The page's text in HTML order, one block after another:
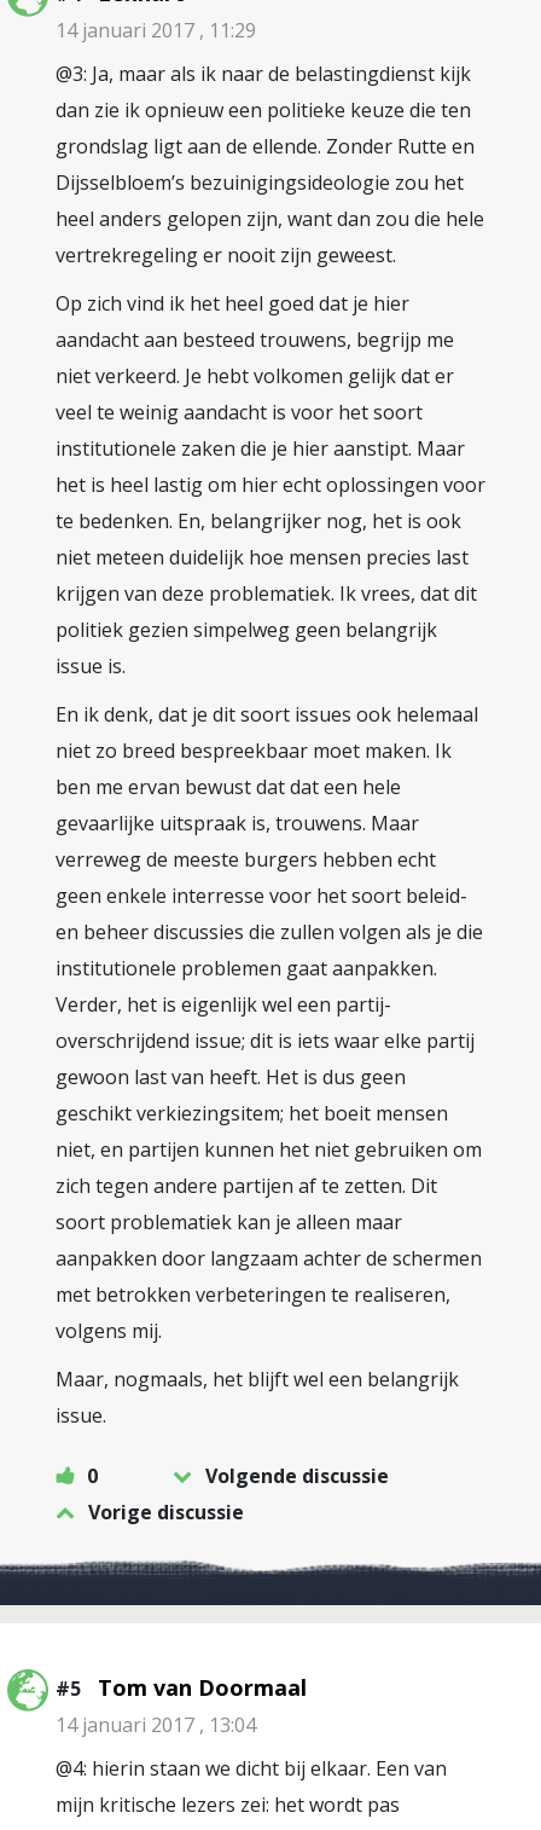
14 januari 2017 , 11:29
@3: Ja, maar als ik naar de belastingdienst kijk
dan zie ik opnieuw een politieke keuze die ten
grondslag ligt aan de ellende. Zonder Rutte en
Dijsselbloem’s bezuinigingsideologie zou het
heel anders gelopen zijn, want dan zou die hele
vertrekregeling er nooit zijn geweest.
Op zich vind ik het heel goed dat je hier
aandacht aan besteed trouwens, begrijp me
niet verkeerd. Je hebt volkomen gelijk dat er
veel te weinig aandacht is voor het soort
institutionele zaken die je hier aanstipt. Maar
het is heel lastig om hier echt oplossingen voor
te bedenken. En, belangrijker nog, het is ook
niet meteen duidelijk hoe mensen precies last
krijgen van deze problematiek. Ik vrees, dat dit
politiek gezien simpelweg geen belangrijk
issue is.
En ik denk, dat je dit soort issues ook helemaal
niet zo breed bespreekbaar moet maken. Ik
ben me ervan bewust dat dat een hele
gevaarlijke uitspraak is, trouwens. Maar
verreweg de meeste burgers hebben echt
geen enkele interresse voor het soort beleid-
en beheer discussies die zullen volgen als je die
institutionele problemen gaat aanpakken.
Verder, het is eigenlijk wel een partij-
overschrijdend issue; dit is iets waar elke partij
gewoon last van heeft. Het is dus geen
geschikt verkiezingsitem; het boeit mensen
niet, en partijen kunnen het niet gebruiken om
zich tegen andere partijen af te zetten. Dit
soort problematiek kan je alleen maar
aanpakken door langzaam achter de schermen
met betrokken verbeteringen te realiseren,
volgens mij.
Maar, nogmaals, het blijft wel een belangrijk
issue.
0
Volgende discussie
Vorige discussie
#5 Tom van Doormaal
14 januari 2017 , 13:04
@4: hierin staan we dicht bij elkaar. Een van
mijn kritische lezers zei: het wordt pas